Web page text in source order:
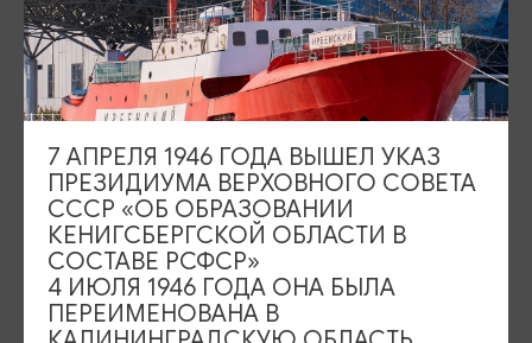
ограничена -всего 100 мест!
О билетах лучше побеспокоиться заранее .
Продолжительность: 1 час 45 минут
ДАТА
19.07.2026, 19:00
МЕСТО ПРОВЕДЕНИЯ
Театр эстрады «Янтарь-холл», ул. Ленина, 11, Светлогорск
Показать на карте
7 АПРЕЛЯ 1946 ГОДА ВЫШЕЛ УКАЗ
ПРЕЗИДИУМА ВЕРХОВНОГО СОВЕТА
СССР «ОБ ОБРАЗОВАНИИ
КЕНИГСБЕРГСКОЙ ОБЛАСТИ В
СОСТАВЕ РСФСР»
4 ИЮЛЯ 1946 ГОДА ОНА БЫЛА
ПЕРЕИМЕНОВАНА В